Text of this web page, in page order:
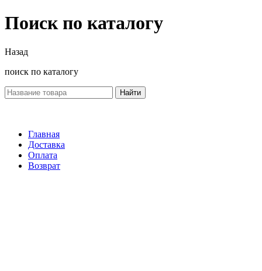
Поиск по каталогу
Назад
поиск по каталогу
Найти
Главная
Доставка
Оплата
Возврат